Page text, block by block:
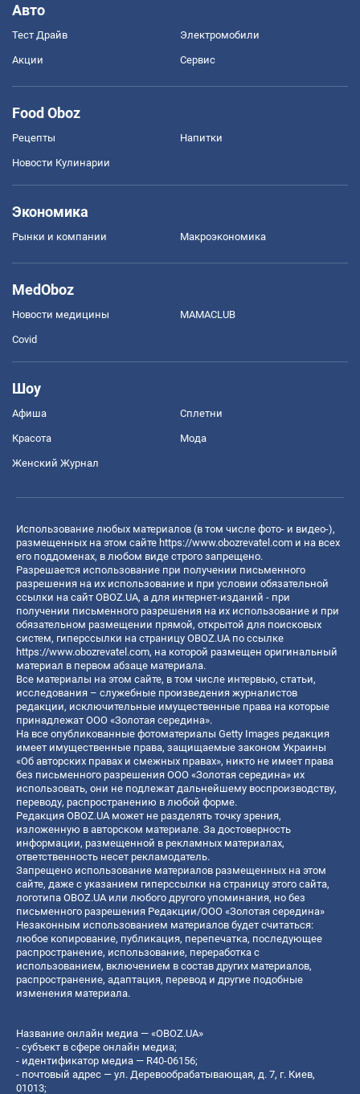
Авто
Тест Драйв Электромобили
Акции Сервис
Food Oboz
Рецепты Напитки
Новости Кулинарии
Экономика
Рынки и компании Mакроэкономика
MedOboz
Новости медицины MAMACLUB
Covid
Шоу
Афиша Сплетни
Красота Мода
Женский Журнал
Использование любых материалов (в том числе фото- и видео-),
размещенных на этом сайте https://www.obozrevatel.com и на всех
его поддоменах, в любом виде строго запрещено.
Разрешается использование при получении письменного
разрешения на их использование и при условии обязательной
ссылки на сайт OBOZ.UA, а для интернет-изданий - при
получении письменного разрешения на их использование и при
обязательном размещении прямой, открытой для поисковых
систем, гиперссылки на страницу OBOZ.UA по ссылке
https://www.obozrevatel.com, на которой размещен оригинальный
материал в первом абзаце материала.
Все материалы на этом сайте, в том числе интервью, статьи,
исследования – служебные произведения журналистов
редакции, исключительные имущественные права на которые
принадлежат ООО «Золотая середина».
На все опубликованные фотоматериалы Getty Images редакция
имеет имущественные права, защищаемые законом Украины
«Об авторских правах и смежных правах», никто не имеет права
без письменного разрешения ООО «Золотая середина» их
использовать, они не подлежат дальнейшему воспроизводству,
переводу, распространению в любой форме.
Редакция OBOZ.UA может не разделять точку зрения,
изложенную в авторском материале. За достоверность
информации, размещенной в рекламных материалах,
ответственность несет рекламодатель.
Запрещено использование материалов размещенных на этом
сайте, даже с указанием гиперссылки на страницу этого сайта,
логотипа OBOZ.UA или любого другого упоминания, но без
письменного разрешения Редакции/ООО «Золотая середина»
Незаконным использованием материалов будет считаться:
любое копирование, публикация, перепечатка, последующее
распространение, использование, переработка с
использованием, включением в состав других материалов,
распространение, адаптация, перевод и другие подобные
изменения материала.
Название онлайн медиа — «OBOZ.UA»
- субъект в сфере онлайн медиа;
- идентификатор медиа — R40-06156;
- почтовый адрес — ул. Деревообрабатывающая, д. 7, г. Киев,
01013;